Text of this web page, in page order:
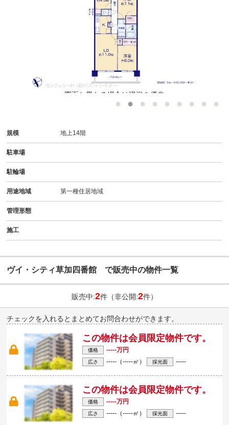
図面と異なる場合は現況を優先
規模 地上14階
駐車場
駐輪場
用途地域 第一種住居地域
管理形態
施工
ヴイ・シティ草加四番館 で販売中の物件一覧
販売中:2件（非公開:2件）
チェックを入れるとまとめてお問合わせができます。
この物件は会員限定物件です。
価格 -----万円
広さ -----（-----㎡） 採光面 -----
この物件は会員限定物件です。
価格 -----万円
広さ -----（-----㎡） 採光面 -----